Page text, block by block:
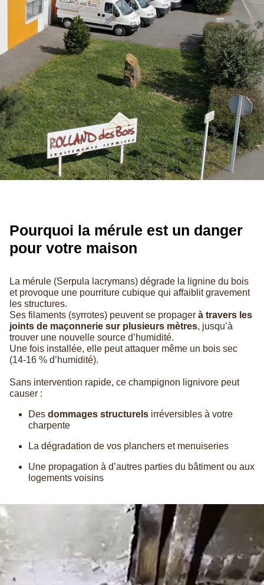
Pourquoi la mérule est un danger
pour votre maison
La mérule (Serpula lacrymans) dégrade la lignine du bois
et provoque une pourriture cubique qui affaiblit gravement
les structures.
Ses filaments (syrrotes) peuvent se propager à travers les
joints de maçonnerie sur plusieurs mètres, jusqu’à
trouver une nouvelle source d’humidité.
Une fois installée, elle peut attaquer même un bois sec
(14-16 % d’humidité).
Sans intervention rapide, ce champignon lignivore peut
causer :
Des dommages structurels irréversibles à votre
charpente
La dégradation de vos planchers et menuiseries
Une propagation à d’autres parties du bâtiment ou aux
logements voisins